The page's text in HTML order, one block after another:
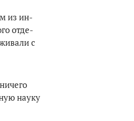
из ин­
отде­
с
науку